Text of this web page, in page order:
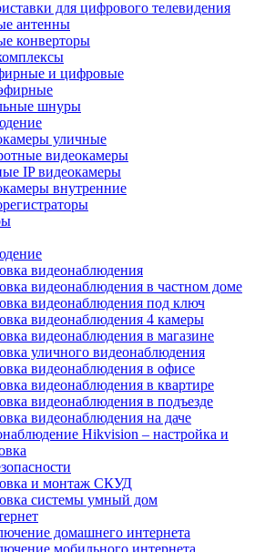
для цифрового телевидения
антенны
конверторы
и цифровые
шнуры
уличные
видеокамеры
IP видеокамеры
внутренние
видеонаблюдения
видеонаблюдения в частном доме
видеонаблюдения под ключ
видеонаблюдения 4 камеры
видеонаблюдения в магазине
уличного видеонаблюдения
видеонаблюдения в офисе
видеонаблюдения в квартире
видеонаблюдения в подъезде
видеонаблюдения на даче
Hikvision – настройка и
и монтаж СКУД
системы умный дом
домашнего интернета